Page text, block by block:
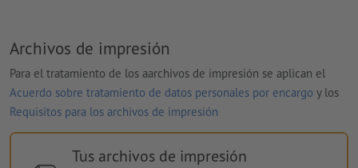
Archivos de impresión
Para el tratamiento de los aarchivos de impresión se aplican el
Acuerdo sobre tratamiento de datos personales por encargo y los
Requisitos para los archivos de impresión
Tus archivos de impresión